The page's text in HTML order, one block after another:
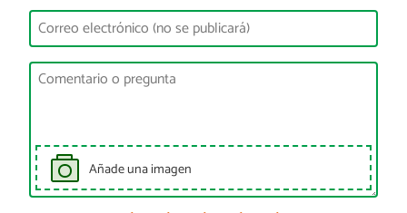
Añade una imagen